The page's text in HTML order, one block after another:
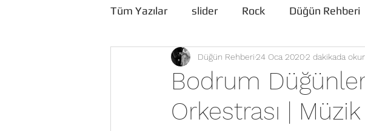
Tüm Yazılar slider Rock Düğün Rehberi
Düğün Rehberi
Bodrum
Orkestrası | Müzik
Düğün Rehberi24 Oca 20202 dakikada